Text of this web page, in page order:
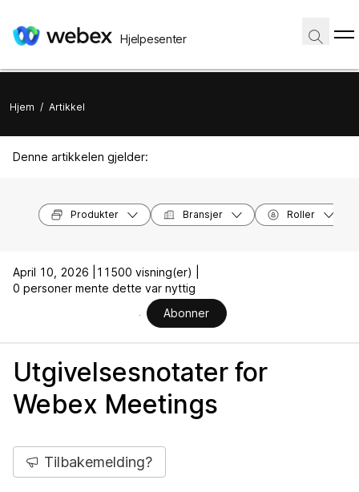
Hjelpesenter
Hjem / Artikkel
Denne artikkelen gjelder:
Produkter Bransjer Roller
April 10, 2026 |
11500 visning(er) |
0 personer mente dette var nyttig
Abonner
Utgivelsesnotater for
Webex Meetings
Tilbakemelding?